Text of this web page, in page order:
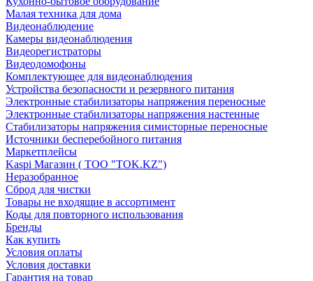
Малая техника для дома
Видеонаблюдение
Камеры видеонаблюдения
Видеорегистраторы
Видеодомофоны
Комплектующее для видеонаблюдения
Устройства безопасности и резервного питания
Электронные стабилизаторы напряжения переносные
Электронные стабилизаторы напряжения настенные
Стабилизаторы напряжения симисторные переносные
Источники бесперебойного питания
Маркетплейсы
Kaspi Магазин ( ТОО "TOK.KZ")
Неразобранное
Сброд для чистки
Товары не входящие в ассортимент
Коды для повторного использования
Бренды
Как купить
Условия оплаты
Условия доставки
Гарантия на товар